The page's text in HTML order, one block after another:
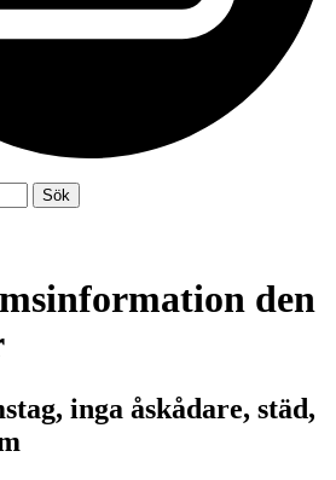
Sök
den
inga åskådare, städ,